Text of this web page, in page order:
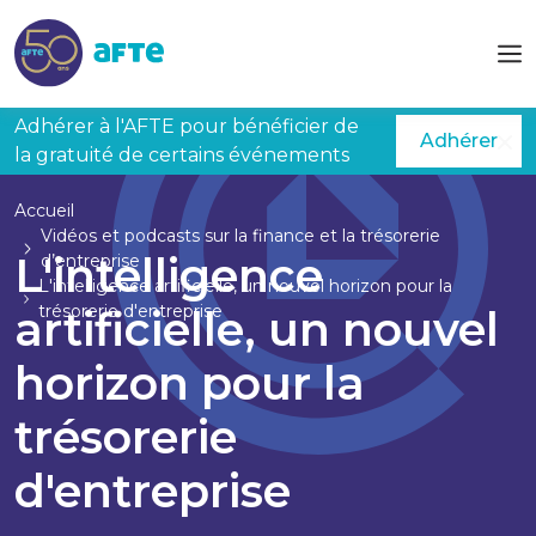
Adhérer à l'AFTE pour bénéficier de
la gratuité de certains événements
Adhérer
Accueil
Vidéos et podcasts sur la finance et la trésorerie
d’entreprise
L'intelligence artificielle, un nouvel horizon pour la
trésorerie d'entreprise
L'intelligence
artificielle, un nouvel
horizon pour la
trésorerie
d'entreprise